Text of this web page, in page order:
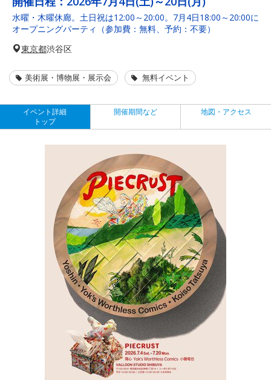
水曜・木曜休廊。土日祝は12:00～20:00。7月4日18:00～20:00に
オープニングパーティ（参加費：無料、予約：不要）
東京都渋谷区
美術展・博物展・展示会 無料イベント
イベント詳細
トップ
開催期間など 地図・アクセス